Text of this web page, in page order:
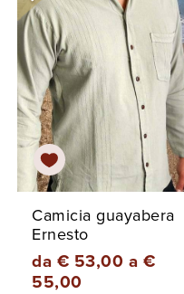
Camicia guayabera
Ernesto
da € 53,00 a €
55,00